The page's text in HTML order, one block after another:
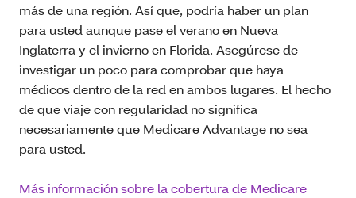
más de una región. Así que, podría haber un plan
para usted aunque pase el verano en Nueva
Inglaterra y el invierno en Florida. Asegúrese de
investigar un poco para comprobar que haya
médicos dentro de la red en ambos lugares. El hecho
de que viaje con regularidad no significa
necesariamente que Medicare Advantage no sea
para usted.
Más información sobre la cobertura de Medicare